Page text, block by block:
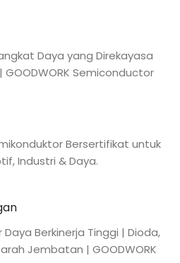
Daya yang Direkayasa
GOODWORK Semiconductor
Bersertifikat untuk
Industri & Daya.
Berkinerja Tinggi | Dioda,
Jembatan | GOODWORK